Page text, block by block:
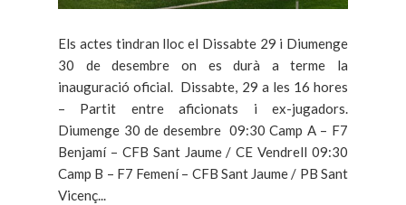
Els actes tindran lloc el Dissabte 29 i Diumenge
30 de desembre on es durà a terme la
inauguració oficial. Dissabte, 29 a les 16 hores
– Partit entre aficionats i ex-jugadors.
Diumenge 30 de desembre 09:30 Camp A – F7
Benjamí – CFB Sant Jaume / CE Vendrell 09:30
Camp B – F7 Femení – CFB Sant Jaume / PB Sant
Vicenç...